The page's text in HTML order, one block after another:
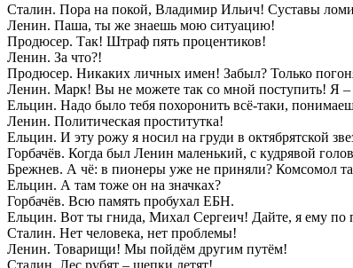
Сталин. Пора на покой, Владимир Ильич! Суставы
Ленин. Паша, ты же знаешь мою ситуацию!
Продюсер. Так! Штраф пять процентиков!
Ленин. За что?!
Продюсер. Никаких личных имен! Забыл? Только
Ленин. Марк! Вы не можете так со мной поступить! Я –
Ельцин. Надо было тебя похоронить всё-таки,
Ленин. Политическая проститутка!
Ельцин. И эту рожу я носил на груди в октябрятской
Горбачёв. Когда был Ленин маленький, с кудрявой
Брежнев. А чё: в пионеры уже не приняли? Комсомол
Ельцин. А там тоже он на значках?
Горбачёв. Всю память пробухал ЕБН.
Ельцин. Вот ты гнида, Михал Сергеич! Дайте, я ему
Сталин. Нет человека, нет проблемы!
Ленин. Товарищи! Мы пойдём другим путём!
Сталин. Лес рубят – щепки летят!